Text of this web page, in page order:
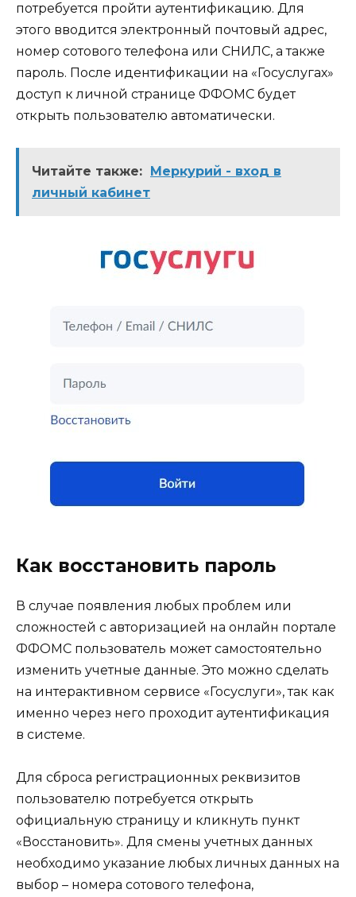
потребуется пройти аутентификацию. Для
этого вводится электронный почтовый адрес,
номер сотового телефона или СНИЛС, а также
пароль. После идентификации на «Госуслугах»
доступ к личной странице ФФОМС будет
открыть пользователю автоматически.
Читайте также: Меркурий - вход в
личный кабинет
Как восстановить пароль
В случае появления любых проблем или
сложностей с авторизацией на онлайн портале
ФФОМС пользователь может самостоятельно
изменить учетные данные. Это можно сделать
на интерактивном сервисе «Госуслуги», так как
именно через него проходит аутентификация
в системе.
Для сброса регистрационных реквизитов
пользователю потребуется открыть
официальную страницу и кликнуть пункт
«Восстановить». Для смены учетных данных
необходимо указание любых личных данных на
выбор – номера сотового телефона,